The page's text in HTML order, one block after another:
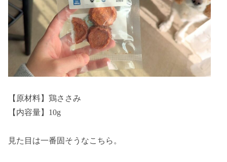
【原材料】鶏ささみ
【内容量】10g
見た目は一番固そうなこちら。